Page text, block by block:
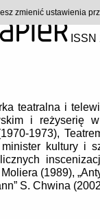
teatralna i
i reżyserię
1973),
kultury i
Moliera (1989),
S. Chwina
zmienić ustawienia